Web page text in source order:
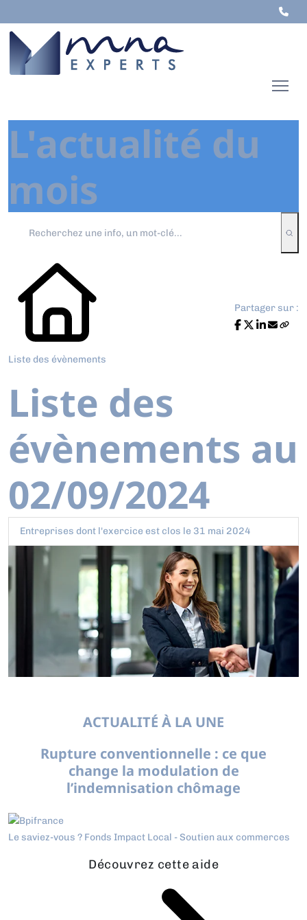
L'actualité du
mois
Liste des évènements
Partager sur :
Liste des
évènements au
02/09/2024
Entreprises dont l'exercice est clos le 31 mai 2024
ACTUALITÉ À LA UNE
Rupture conventionnelle : ce que
change la modulation de
l’indemnisation chômage
Le saviez-vous ? Fonds Impact Local - Soutien aux commerces
Découvrez cette aide